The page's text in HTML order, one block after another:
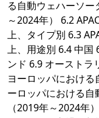
る自動ウェハーソ
～2024年） 6.2
上、タイプ別 6.3
上、用途別 6.4 中国
ンド 6.9 オーストラ
ヨーロッパにおける
ーロッパにおける
（2019年～2024年